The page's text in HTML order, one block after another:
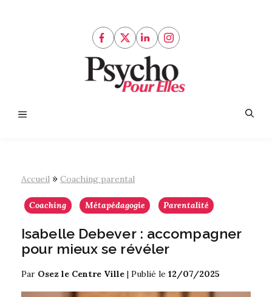
Accueil » Coaching parental
Coaching Métapédagogie Parentalité
Isabelle Debever : accompagner
pour mieux se révéler
Par Osez le Centre Ville | Publié le 12/07/2025